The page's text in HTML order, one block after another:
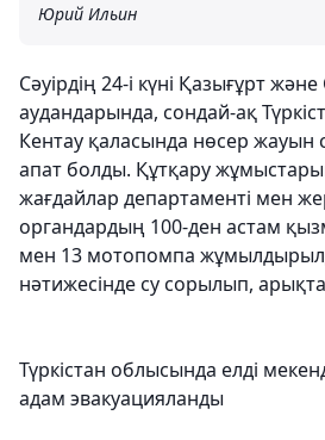
Юрий Ильин
Сәуірдің 24-і күні Қазығұрт
аудандарында, сондай-ақ
Кентау қаласында нөсер жауын
апат болды. Құтқару
жағдайлар департаменті мен
органдардың 100-ден астам
мен 13 мотопомпа
нәтижесінде су сорылып,
Түркістан облысында елді
адам эвакуацияланды